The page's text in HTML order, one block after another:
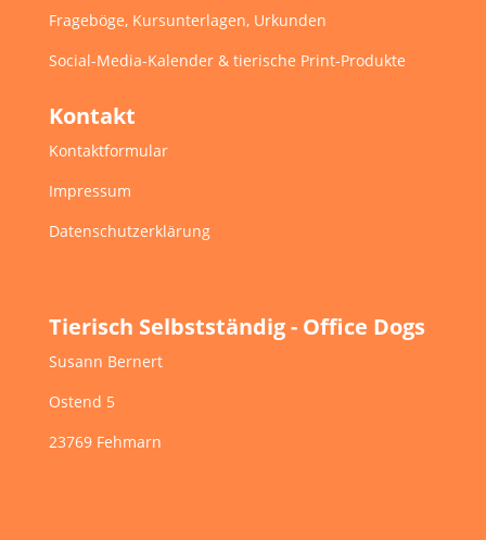
Frageböge, Kursunterlagen, Urkunden
Social-Media-Kalender & tierische Print-Produkte
Kontakt
Kontaktformular
Impressum
Datenschutzerklärung
Tierisch Selbstständig - Office Dogs
Susann Bernert
Ostend 5
23769 Fehmarn